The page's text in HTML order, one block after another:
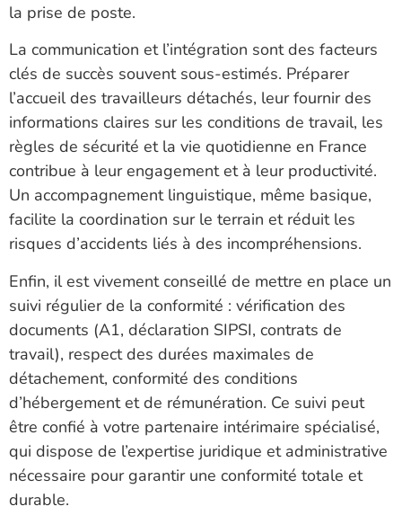
la prise de poste.
La communication et l’intégration sont des facteurs
clés de succès souvent sous-estimés. Préparer
l’accueil des travailleurs détachés, leur fournir des
informations claires sur les conditions de travail, les
règles de sécurité et la vie quotidienne en France
contribue à leur engagement et à leur productivité.
Un accompagnement linguistique, même basique,
facilite la coordination sur le terrain et réduit les
risques d’accidents liés à des incompréhensions.
Enfin, il est vivement conseillé de mettre en place un
suivi régulier de la conformité : vérification des
documents (A1, déclaration SIPSI, contrats de
travail), respect des durées maximales de
détachement, conformité des conditions
d’hébergement et de rémunération. Ce suivi peut
être confié à votre partenaire intérimaire spécialisé,
qui dispose de l’expertise juridique et administrative
nécessaire pour garantir une conformité totale et
durable.